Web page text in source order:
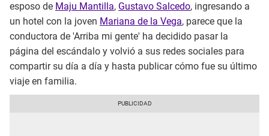
esposo de Maju Mantilla, Gustavo Salcedo, ingresando a
un hotel con la joven Mariana de la Vega, parece que la
conductora de 'Arriba mi gente' ha decidido pasar la
página del escándalo y volvió a sus redes sociales para
compartir su día a día y hasta publicar cómo fue su último
viaje en familia.